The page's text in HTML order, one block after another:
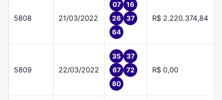
5808 21/03/2022
07
16
26
37
64
R$ 2.220.374,84
5809 22/03/2022
35
37
67
72
80
R$ 0,00